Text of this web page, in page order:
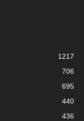
1217
706
695
440
436